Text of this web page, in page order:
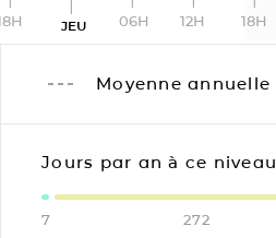
JEU 06H 12H 18H
Moyenne annuelle
Jours par an à ce niveau
7 272